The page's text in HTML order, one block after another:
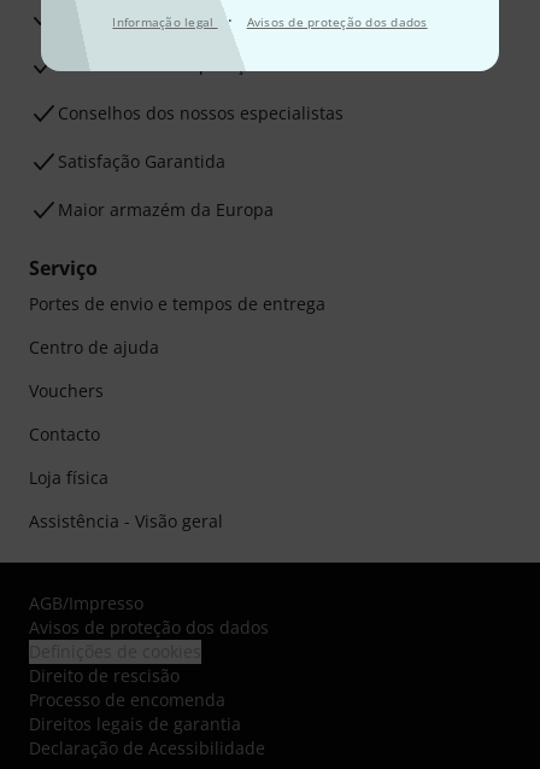
Informação legal · Avisos de proteção dos dados
30 dias de garantia de dinheiro de volta
Assistência de Reparação
Conselhos dos nossos especialistas
Satisfação Garantida
Maior armazém da Europa
Serviço
Portes de envio e tempos de entrega
Centro de ajuda
Vouchers
Contacto
Loja física
Assistência - Visão geral
AGB/Impresso
Avisos de proteção dos dados
Direito de rescisão
Processo de encomenda
Direitos legais de garantia
Declaração de Acessibilidade